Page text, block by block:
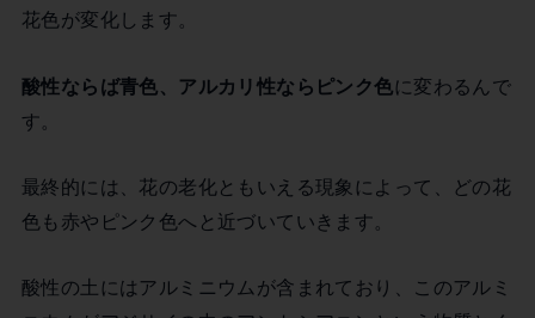
花色が変化します。
酸性ならば青色、アルカリ性ならピンク色 に変わるんで
す。
最終的には、花の老化ともいえる現象によって、どの花
色も赤やピンク色へと近づいていきます。
酸性の土にはアルミニウムが含まれており、このアルミ